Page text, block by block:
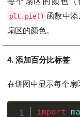
plt.pie() 函数中添
扇区的颜色。
4. 添加百分比标签
在饼图中显示每个扇
import